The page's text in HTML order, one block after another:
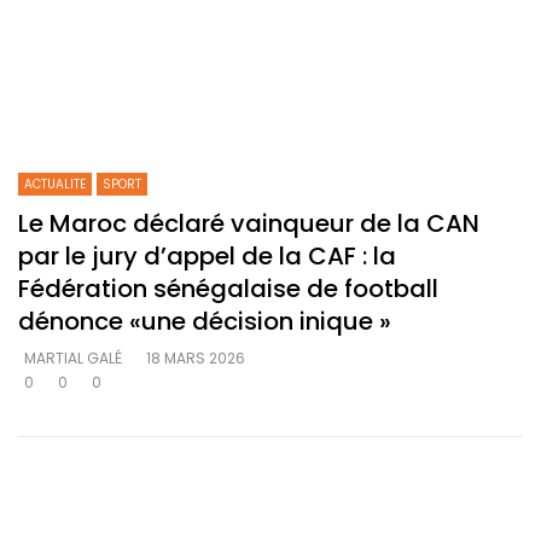
ACTUALITE SPORT
Le Maroc déclaré vainqueur de la CAN
par le jury d’appel de la CAF : la
Fédération sénégalaise de football
dénonce «une décision inique »
MARTIAL GALÉ
18 MARS 2026
0
0 0